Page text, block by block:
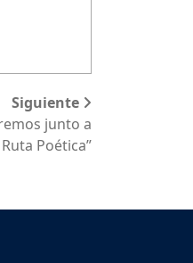
Siguiente
junto a
Poética”